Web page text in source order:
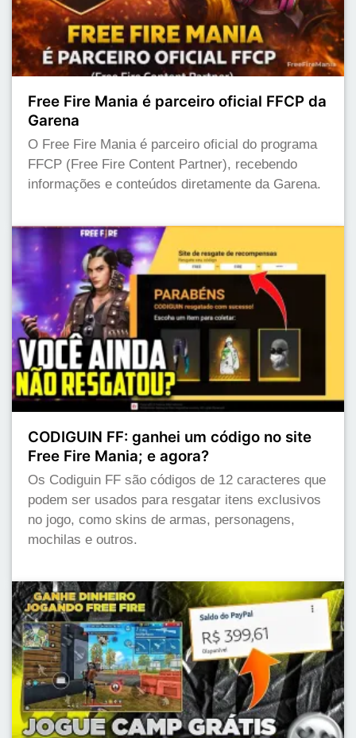
Free Fire Mania é parceiro oficial FFCP da
Garena
O Free Fire Mania é parceiro oficial do programa
FFCP (Free Fire Content Partner), recebendo
informações e conteúdos diretamente da Garena.
CODIGUIN FF: ganhei um código no site
Free Fire Mania; e agora?
Os Codiguin FF são códigos de 12 caracteres que
podem ser usados para resgatar itens exclusivos
no jogo, como skins de armas, personagens,
mochilas e outros.